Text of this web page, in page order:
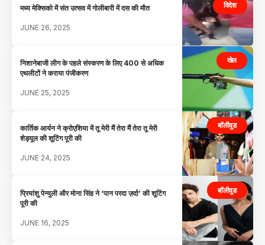
विदेश
मध्य मेक्सिको में संत उत्सव में गोलीबारी में दस की मौत
JUNE 26, 2025
खेल
निशानेबाजी लीग के पहले संस्करण के लिए 400 से अधिक
एथलीटों ने कराया पंजीकरण
JUNE 25, 2025
बॉलीवुड
कार्तिक आर्यन ने क्रोएशिया में तू मेरी मैं तेरा मैं तेरा तू मेरी
शेड्यूल की शूटिंग पूरी की
JUNE 24, 2025
बॉलीवुड
प्रियांशु पेन्युली और मोना सिंह ने ‘पान परदा ज़र्दा’ की शूटिंग
पूरी की
JUNE 16, 2025